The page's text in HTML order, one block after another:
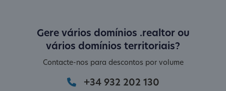
Gere vários domínios .realtor ou
vários domínios territoriais?
Contacte-nos para descontos por volume
+34 932 202 130